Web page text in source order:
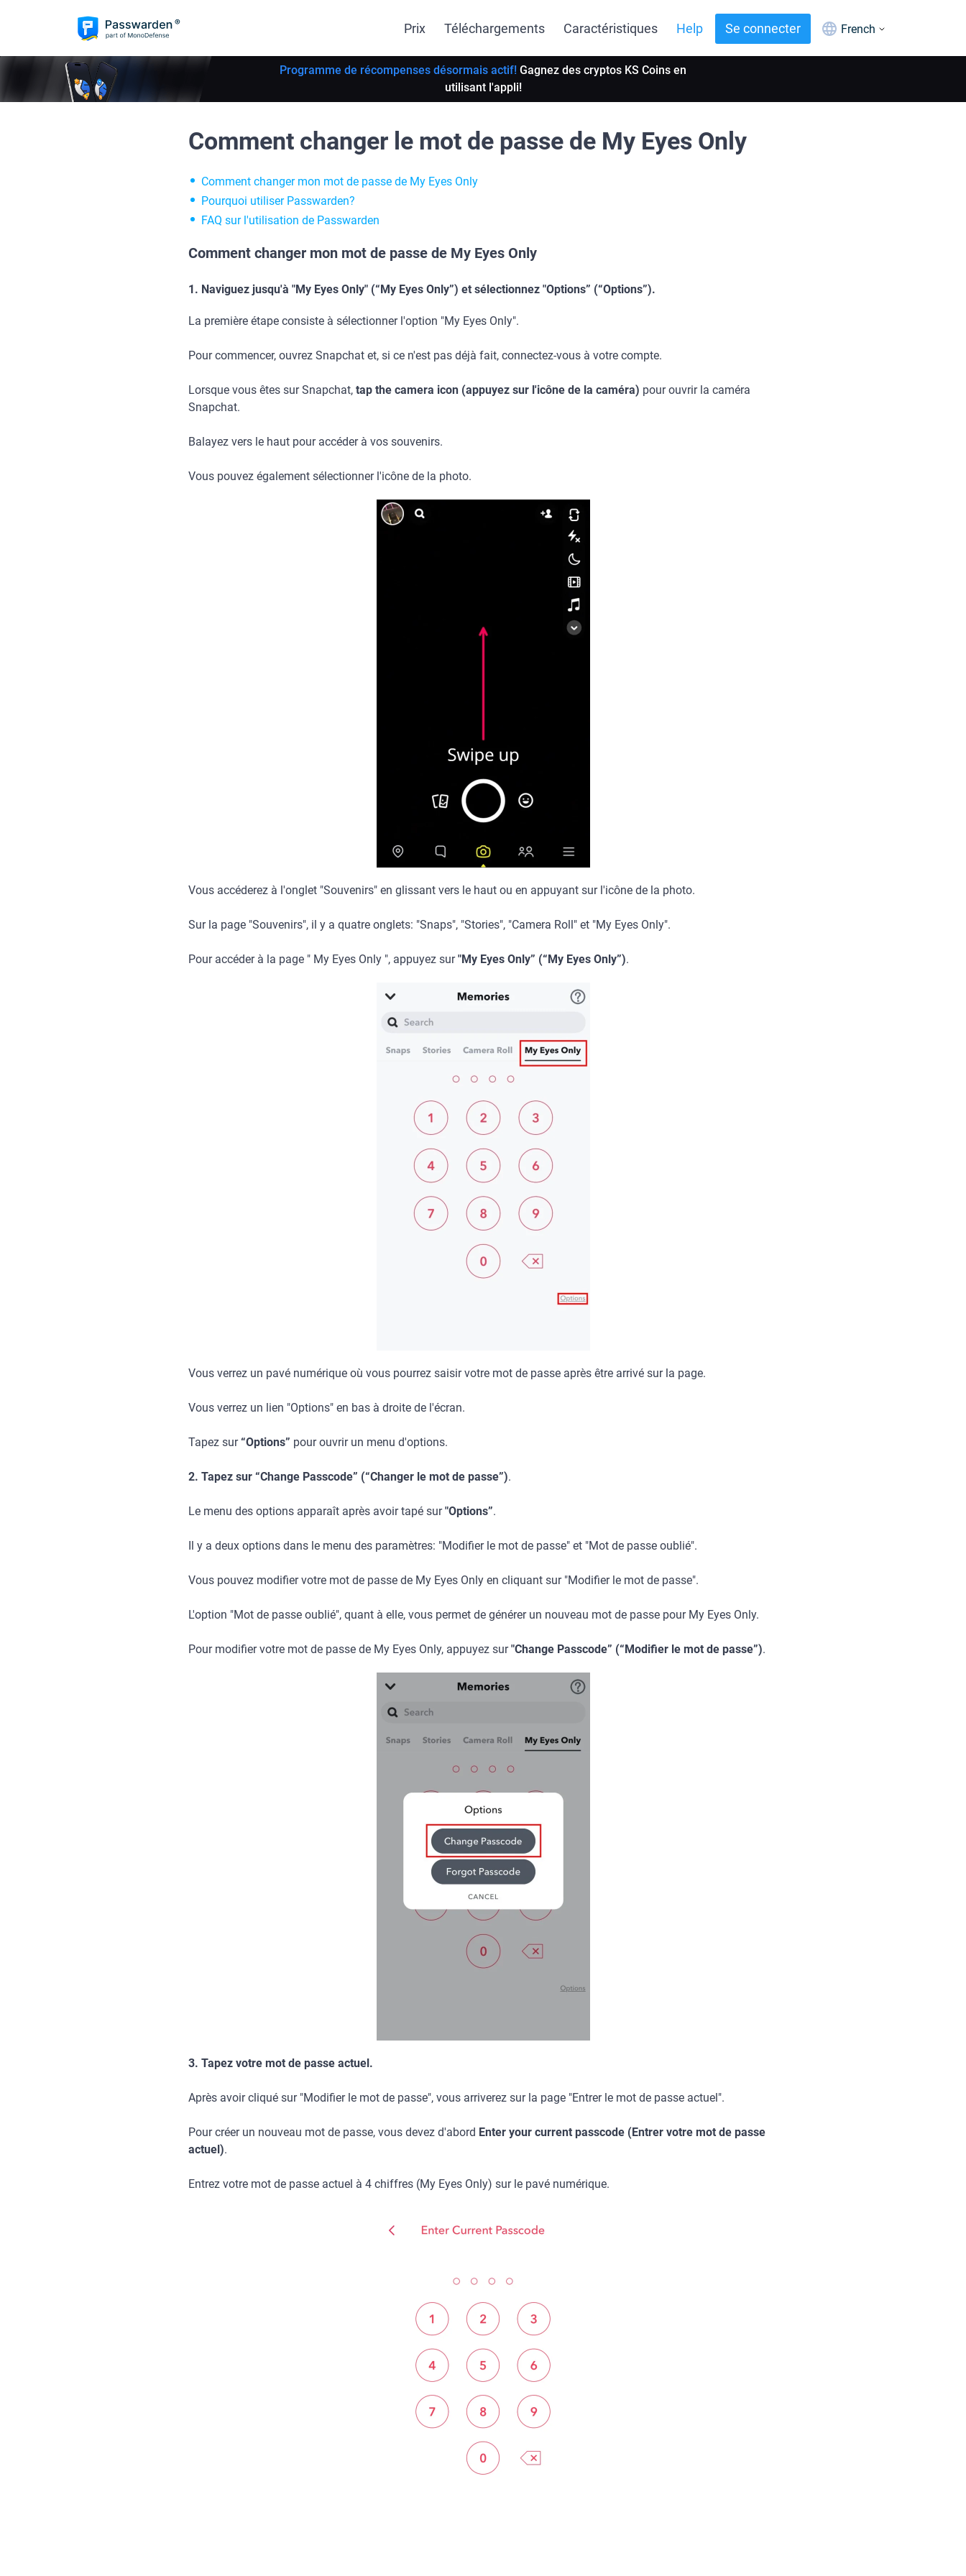
Prix Téléchargements Caractéristiques Help Se connecter French
Programme de récompenses désormais actif! Gagnez des cryptos KS Coins en
utilisant l'appli!
Comment changer le mot de passe de My Eyes Only
Comment changer mon mot de passe de My Eyes Only
Pourquoi utiliser Passwarden?
FAQ sur l'utilisation de Passwarden
Comment changer mon mot de passe de My Eyes Only
1. Naviguez jusqu'à "My Eyes Only" (“My Eyes Only”) et sélectionnez "Options” (“Options”).
La première étape consiste à sélectionner l'option "My Eyes Only".
Pour commencer, ouvrez Snapchat et, si ce n'est pas déjà fait, connectez-vous à votre compte.
Lorsque vous êtes sur Snapchat, tap the camera icon (appuyez sur l'icône de la caméra) pour ouvrir la caméra
Snapchat.
Balayez vers le haut pour accéder à vos souvenirs.
Vous pouvez également sélectionner l'icône de la photo.
Vous accéderez à l'onglet "Souvenirs" en glissant vers le haut ou en appuyant sur l'icône de la photo.
Sur la page "Souvenirs", il y a quatre onglets: "Snaps", "Stories", "Camera Roll" et "My Eyes Only".
Pour accéder à la page " My Eyes Only ", appuyez sur"My Eyes Only” (“My Eyes Only”).
Vous verrez un pavé numérique où vous pourrez saisir votre mot de passe après être arrivé sur la page.
Vous verrez un lien "Options" en bas à droite de l'écran.
Tapez sur“Options” pour ouvrir un menu d'options.
2. Tapez sur “Change Passcode” (“Changer le mot de passe”).
Le menu des options apparaît après avoir tapé sur"Options”.
Il y a deux options dans le menu des paramètres: "Modifier le mot de passe" et "Mot de passe oublié".
Vous pouvez modifier votre mot de passe de My Eyes Only en cliquant sur "Modifier le mot de passe".
L'option "Mot de passe oublié", quant à elle, vous permet de générer un nouveau mot de passe pour My Eyes Only.
Pour modifier votre mot de passe de My Eyes Only, appuyez sur"Change Passcode” (“Modifier le mot de passe”).
3. Tapez votre mot de passe actuel.
Après avoir cliqué sur "Modifier le mot de passe", vous arriverez sur la page "Entrer le mot de passe actuel".
Pour créer un nouveau mot de passe, vous devez d'abord Enter your current passcode (Entrer votre mot de passe
actuel).
Entrez votre mot de passe actuel à 4 chiffres (My Eyes Only) sur le pavé numérique.